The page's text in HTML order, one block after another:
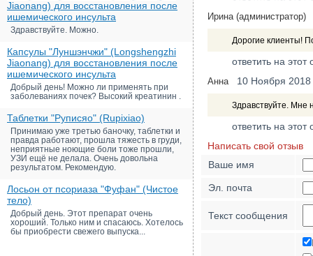
Jiaonang) для восстановления после
ишемического инсульта
Здравствуйте. Можно.
Капсулы "Луншэнчжи" (Longshengzhi
Jiaonang) для восстановления после
ишемического инсульта
Добрый день! Можно ли применять при
заболеваниях почек? Высокий креатинин .
Таблетки "Руписяо" (Rupixiao)
Принимаю уже третью баночку, таблетки и
правда работают, прошла тяжесть в груди,
неприятные ноющие боли тоже прошли,
УЗИ ещё не делала. Очень довольна
результатом. Рекомендую.
Лосьон от псориаза "Фуфан" (Чистое
тело)
Добрый день. Этот препарат очень
хороший. Только ним и спасаюсь. Хотелось
бы приобрести свежего выпуска...
Ирина (администратор)
Дорогие клиенты!
ответить на этот
Анна 10 Ноября 2018
Здравствуйте. Мне
ответить на этот
Написать свой отзыв
Ваше имя
Эл. почта
Текст сообщения